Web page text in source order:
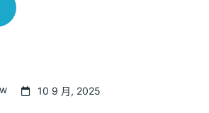
10 9 月, 2025